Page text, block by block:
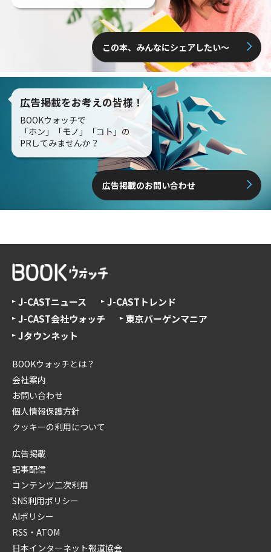
この本、みんなにシェアしたい〜
広告掲載をお考えの皆様！
BOOKウォッチで
「ホン」「モノ」「コト」の
PRしてみませんか？
広告掲載のお問い合わせ
J-CASTニュース
J-CASTトレンド
J-CAST会社ウォッチ
東京バーゲンマニア
Jタウンネット
BOOKウォッチとは？
会社案内
お問い合わせ
個人情報保護方針
クッキーの利用について
広告掲載
記事配信
コンテンツ二次利用
SNS利用ポリシー
AIポリシー
RSS・ATOM
日本インターネット報道協会